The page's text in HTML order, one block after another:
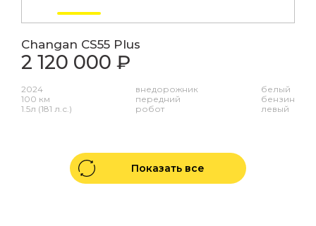
Changan CS55 Plus
2 120 000 ₽
2024
100 км
1.5л (181 л.с.)
внедорожник
передний
робот
белый
бензин
левый
Показать все